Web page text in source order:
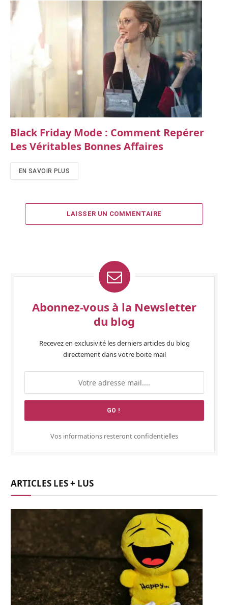
Black Friday Mode : Comment Repérer
Les Véritables Bonnes Affaires
EN SAVOIR PLUS
LAISSER UN COMMENTAIRE
Abonnez-vous à la Newsletter
du blog
Recevez en exclusivité les derniers articles du blog
directement dans votre boite mail
Vos informations resteront confidentielles
ARTICLES LES + LUS